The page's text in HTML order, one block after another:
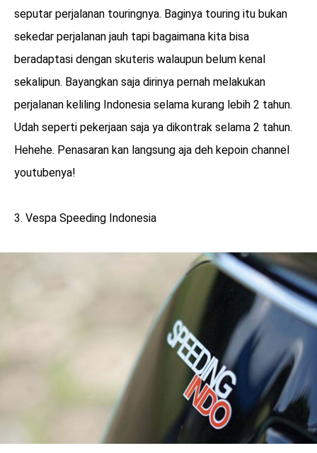
seputar perjalanan touringnya. Baginya touring itu bukan
sekedar perjalanan jauh tapi bagaimana kita bisa
beradaptasi dengan skuteris walaupun belum kenal
sekalipun. Bayangkan saja dirinya pernah melakukan
perjalanan keliling Indonesia selama kurang lebih 2 tahun.
Udah seperti pekerjaan saja ya dikontrak selama 2 tahun.
Hehehe. Penasaran kan langsung aja deh kepoin channel
youtubenya!
3. Vespa Speeding Indonesia